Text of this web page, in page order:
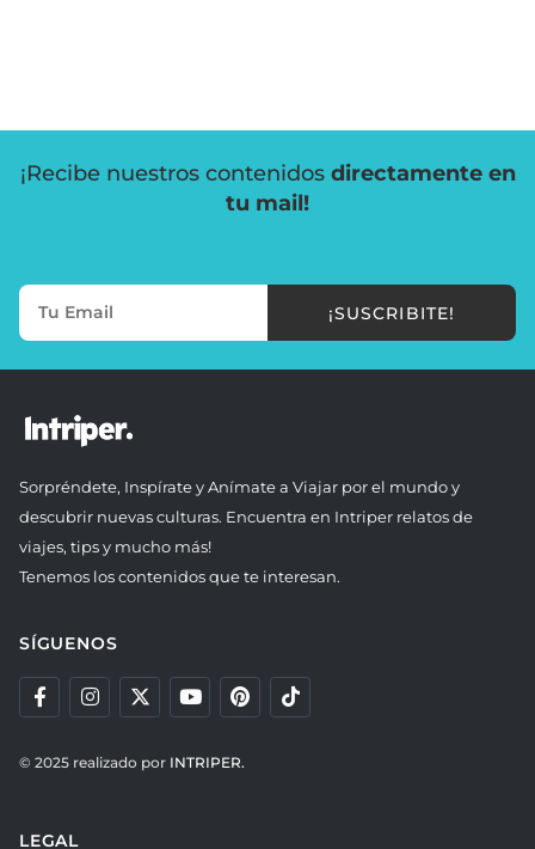
¡Recibe nuestros contenidos directamente en
tu mail!
¡SUSCRIBITE!
Sorpréndete, Inspírate y Anímate a Viajar por el mundo y
descubrir nuevas culturas. Encuentra en Intriper relatos de
viajes, tips y mucho más!
Tenemos los contenidos que te interesan.
SÍGUENOS
© 2025 realizado por INTRIPER.
LEGAL